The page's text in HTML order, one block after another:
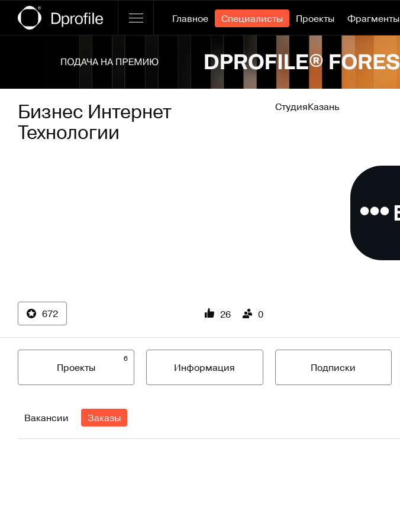
Главное Специалисты Проекты Фрагменты
Бизнес Интернет
Технологии
СтудияКазань
672 26 0
6
Проекты Информация Подписки
Вакансии Заказы